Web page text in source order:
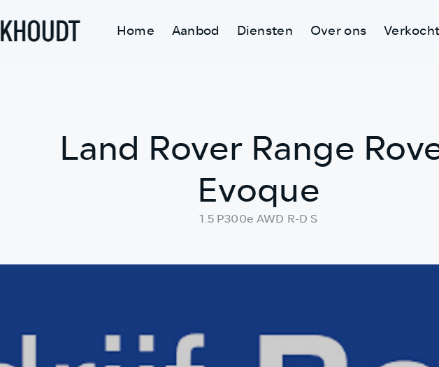
Home Aanbod Diensten Over ons Verkocht
Land Rover Range
Evoque
1.5 P300e AWD R-D S